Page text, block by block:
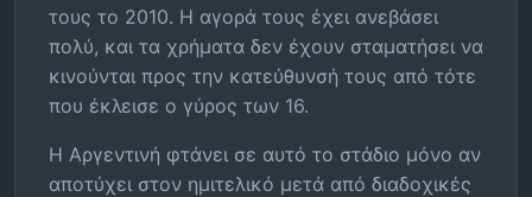
τους το 2010. Η αγορά τους έχει ανεβάσει
πολύ, και τα χρήματα δεν έχουν σταματήσει να
κινούνται προς την κατεύθυνσή τους από τότε
που έκλεισε ο γύρος των 16.
Η Αργεντινή φτάνει σε αυτό το στάδιο μόνο αν
αποτύχει στον ημιτελικό μετά από διαδοχικές